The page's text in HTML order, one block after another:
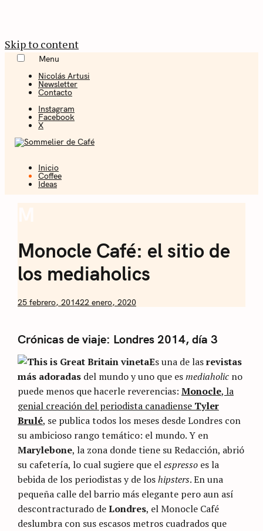
Skip to content
Menu
Nicolás Artusi
Newsletter
Contacto
Instagram
Facebook
X
Café
Coffee + Ideas
Inicio
Coffee
Ideas
Monocle Café: el sitio de
los mediaholics
by
25 febrero, 201422 enero, 2020
Crónicas de viaje: Londres 2014, día 3
Es una de lasrevistas
más adoradas del mundo y uno que esmediaholic no
puede menos que hacerle reverencias: Monocle, la
genial creación del periodista canadiense Tyler
Brulé, se publica todos los meses desde Londres con
su ambicioso rango temático: el mundo. Y en
Marylebone, la zona donde tiene su Redacción, abrió
su cafetería, lo cual sugiere que elespresso es la
bebida de los periodistas y de loshipsters. En una
pequeña calle del barrio más elegante pero aun así
descontracturado deLondres, el Monocle Café
deslumbra con sus escasos metros cuadrados que